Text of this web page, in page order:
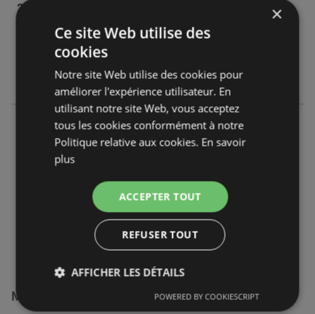
28100 Dreux
OFFRES: 0
CATALOGUES: 2
DISTANCE: 474,88 km
E.Leclerc
Zac du Debucher
28260 Anet
483,36 km
Magasins E.Leclerc à :
×
Ce site Web utilise des
cookies
Notre site Web utilise des cookies pour
améliorer l'expérience utilisateur. En
utilisant notre site Web, vous acceptez
tous les cookies conformément à notre
Politique relative aux cookies. En savoir
plus
ACCEPTER TOUT
REFUSER TOUT
AFFICHER LES DÉTAILS
POWERED BY COOKIESCRIPT